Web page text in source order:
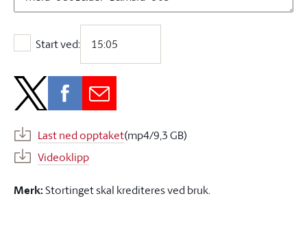
Start ved:
Start ved:
Last ned opptaket(mp4/9,3 GB)
Videoklipp
Merk:Stortinget skal krediteres ved bruk.